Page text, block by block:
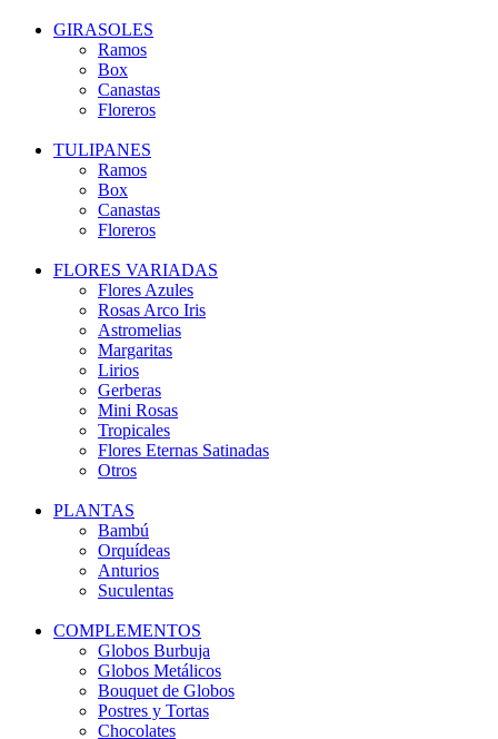
GIRASOLES
Ramos
Box
Canastas
Floreros
TULIPANES
Ramos
Box
Canastas
Floreros
FLORES VARIADAS
Flores Azules
Rosas Arco Iris
Astromelias
Margaritas
Lirios
Gerberas
Mini Rosas
Tropicales
Flores Eternas Satinadas
Otros
PLANTAS
Bambú
Orquídeas
Anturios
Suculentas
COMPLEMENTOS
Globos Burbuja
Globos Metálicos
Bouquet de Globos
Postres y Tortas
Chocolates